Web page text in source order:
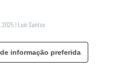
2025 | Luís Santos
informação preferida